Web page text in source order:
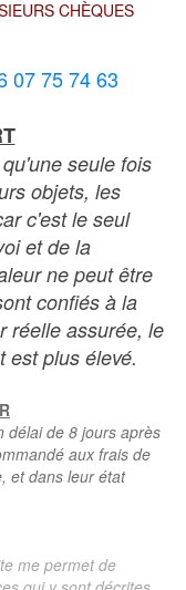
CHÈQUES
07 75 74 63
seule fois
objets, les
c'est le seul
et de la
ne peut être
confiés à la
réelle assurée, le
est plus élevé.
délai de 8 jours après
aux frais de
et dans leur état
me permet de